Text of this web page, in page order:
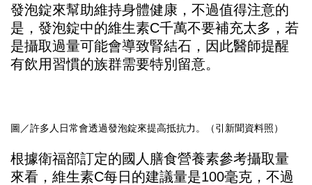
發泡錠來幫助維持身體健康，不過值得注意的
是，發泡錠中的維生素C千萬不要補充太多，若
是攝取過量可能會導致腎結石，因此醫師提醒
有飲用習慣的族群需要特別留意。
圖／許多人日常會透過發泡錠來提高抵抗力。（引新聞資料照）
根據衛福部訂定的國人膳食營養素參考攝取量
來看，維生素C每日的建議量是100毫克，不過